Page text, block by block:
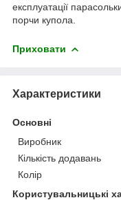
експлуатації
порчи купола.
Приховати
Характеристики
Основні
Виробник
Кількість додавань
Колір
Користувальницькі